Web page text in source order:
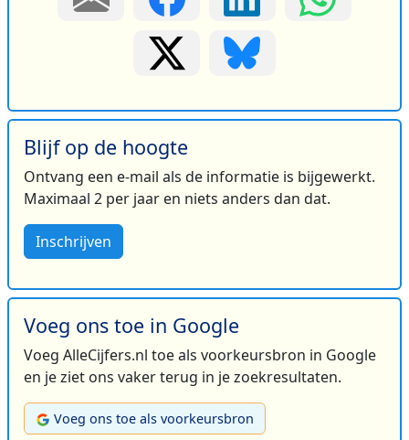
Blijf op de hoogte
Ontvang een e-mail als de informatie is bijgewerkt.
Maximaal 2 per jaar en niets anders dan dat.
Inschrijven
Voeg ons toe in Google
Voeg AlleCijfers.nl toe als voorkeursbron in Google
en je ziet ons vaker terug in je zoekresultaten.
Voeg ons toe als voorkeursbron